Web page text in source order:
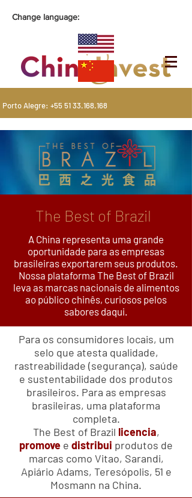
Change language:
Porto Alegre: +55 51 33.168.168
The Best of Brazil
A China representa uma grande
oportunidade para as empresas
brasileiras exportarem seus produtos.
Nossa plataforma The Best of Brazil
leva as marcas nacionais de alimentos
ao público chinês, curiosos pelos
sabores daqui.
Para os consumidores locais, um
selo que atesta qualidade,
rastreabilidade (segurança), saúde
e sustentabilidade dos produtos
brasileiros. Para as empresas
brasileiras, uma plataforma
completa.
The Best of Brazil licencia,
promove e distribui produtos de
marcas como Vitao, Sarandi,
Apiário Adams, Teresópolis, 51 e
Mosmann na China.